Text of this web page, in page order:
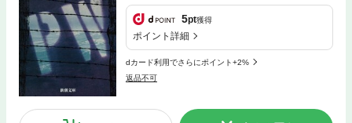
5pt獲得
ポイント詳細
dカード利用でさらにポイント+2%
返品不可